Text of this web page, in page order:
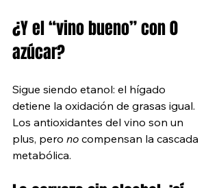
¿Y el “vino bueno” con 0
azúcar?
Sigue siendo etanol: el hígado
detiene la oxidación de grasas igual.
Los antioxidantes del vino son un
plus, pero no compensan la cascada
metabólica.